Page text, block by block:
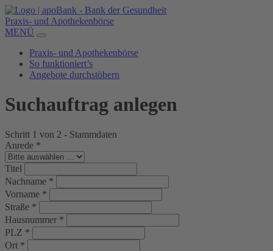
Praxis- und Apothekenbörse
MENÜ
Praxis- und Apothekenbörse
So funktioniert’s
Angebote durchstöbern
Suchauftrag anlegen
Schritt 1 von 2 - Stammdaten
Anrede *
Titel
Nachname *
Vorname *
Straße *
Hausnummer *
PLZ *
Ort *